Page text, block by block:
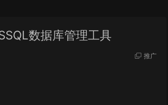
数据库管理工具
推广